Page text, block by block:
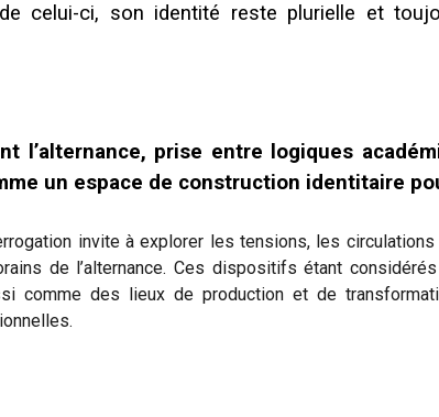
celui-ci, son identité reste plurielle et
l’alternance, prise entre logiques
un espace de construction identitaire
invite à explorer les tensions, les
de l’alternance. Ces dispositifs étant
comme des lieux de production et de